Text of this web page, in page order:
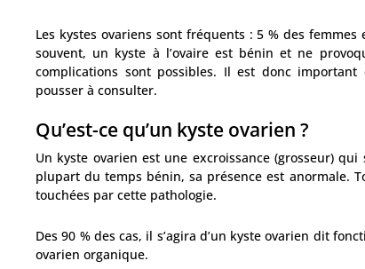
Les kystes ovariens sont fréquents : 5 % des
souvent, un kyste à l’ovaire est bénin et ne
complications sont possibles. Il est donc
pousser à consulter.
Qu’est-ce qu’un kyste ovarien ?
Un kyste ovarien est une excroissance (grosseur)
plupart du temps bénin, sa présence est anormale.
touchées par cette pathologie.
Des 90 % des cas, il s’agira d’un kyste ovarien dit
ovarien organique.